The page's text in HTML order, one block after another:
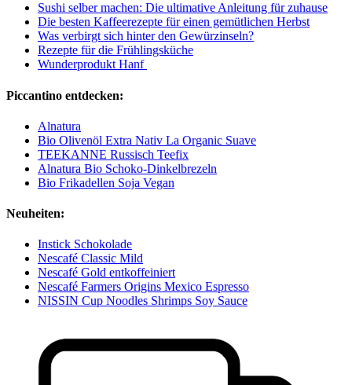
Sushi selber machen: Die ultimative Anleitung für zuhause
Die besten Kaffeerezepte für einen gemütlichen Herbst
Was verbirgt sich hinter den Gewürzinseln?
Rezepte für die Frühlingsküche
Wunderprodukt Hanf
Piccantino entdecken:
Alnatura
Bio Olivenöl Extra Nativ La Organic Suave
TEEKANNE Russisch Teefix
Alnatura Bio Schoko-Dinkelbrezeln
Bio Frikadellen Soja Vegan
Neuheiten:
Instick Schokolade
Nescafé Classic Mild
Nescafé Gold entkoffeiniert
Nescafé Farmers Origins Mexico Espresso
NISSIN Cup Noodles Shrimps Soy Sauce